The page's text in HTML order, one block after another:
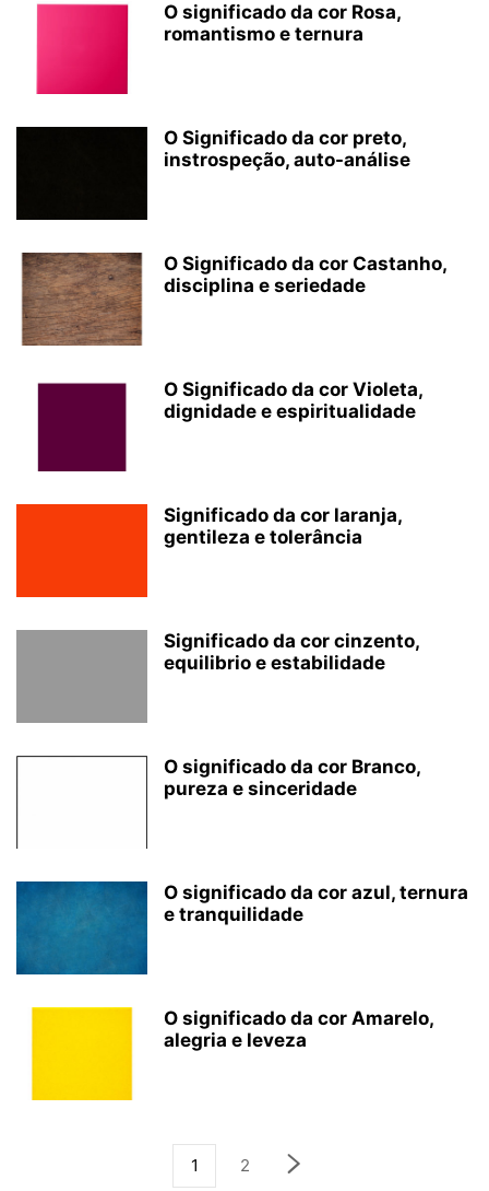
O significado da cor Rosa,
romantismo e ternura
O Significado da cor preto,
instrospeção, auto-análise
O Significado da cor Castanho,
disciplina e seriedade
O Significado da cor Violeta,
dignidade e espiritualidade
Significado da cor laranja,
gentileza e tolerância
Significado da cor cinzento,
equilibrio e estabilidade
O significado da cor Branco,
pureza e sinceridade
O significado da cor azul, ternura
e tranquilidade
O significado da cor Amarelo,
alegria e leveza
1 2